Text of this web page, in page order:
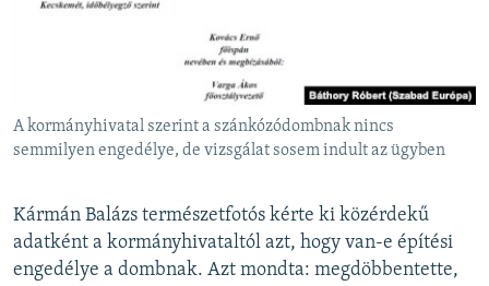
A kormányhivatal szerint a szánkózódombnak nincs
semmilyen engedélye, de vizsgálat sosem indult az ügyben
Kármán Balázs természetfotós kérte ki közérdekű
adatként a kormányhivataltól azt, hogy van-e építési
engedélye a dombnak. Azt mondta: megdöbbentette,